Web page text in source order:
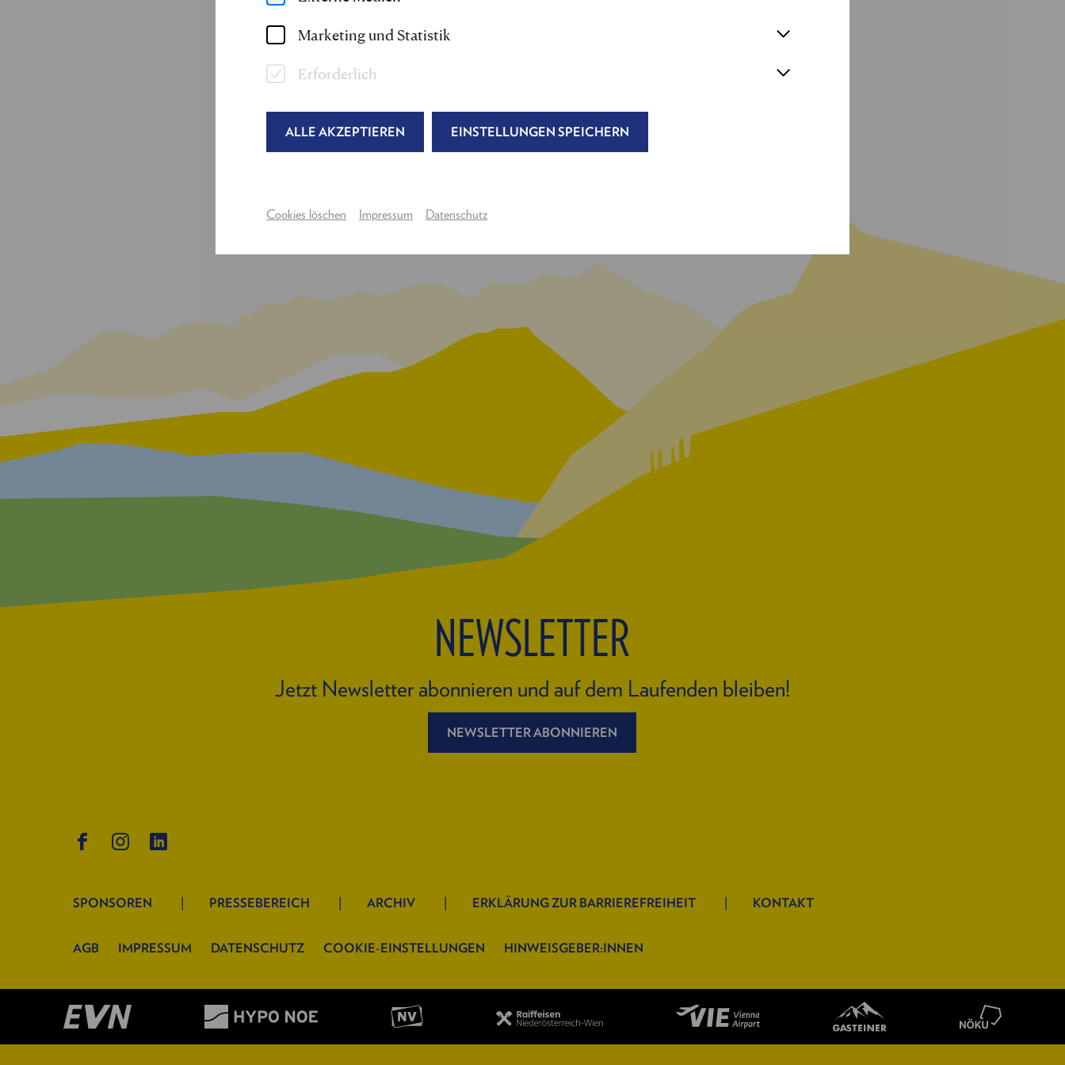
Marketing und Statistik
Erforderlich
ALLE AKZEPTIEREN EINSTELLUNGEN SPEICHERN
Cookies löschen Impressum Datenschutz
sie ans Berliner Ensemble, wo sie bis 2006 blieb. Daneben spielte sie als Gast auch an
der Schaubühne am Lehniner Platz. Therese Affolter wirkte auch bei mehreren Filmen mit. 1986
verkörperte sie Ulrike Meinhof in Reinhard Hauffs Film „Stammheim“.
Wahnsinnige"zu sehen.
NEWSLETTER
Jetzt Newsletter abonnieren und auf dem Laufenden bleiben!
NEWSLETTER ABONNIEREN
SPONSOREN PRESSEBEREICH ARCHIV ERKLÄRUNG ZUR BARRIEREFREIHEIT KONTAKT
AGB IMPRESSUM DATENSCHUTZ COOKIE-EINSTELLUNGEN HINWEISGEBER:INNEN